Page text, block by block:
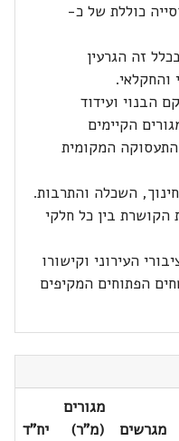
אוכלוסייה כוללת של כ-
זה הגרעין
והחקלאי.
הבנוי ועידוד
הקיימים
המקומית
הקושרת בין כל חלקי
העירוני וקישורו
הפתוחים המקיפים
מגרשים
מגורים
(מ"ר)
יח"ד